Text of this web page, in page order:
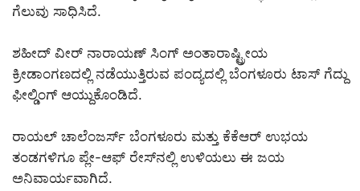
ಗೆಲುವು ಸಾಧಿಸಿದೆ.‌
ಶಹೀದ್ ವೀರ್ ನಾರಾಯಣ್ ಸಿಂಗ್ ಅಂತಾರಾಷ್ಟ್ರೀಯ
ಕ್ರೀಡಾಂಗಣದಲ್ಲಿ ನಡೆಯುತ್ತಿರುವ ಪಂದ್ಯದಲ್ಲಿ ಬೆಂಗಳೂರು ಟಾಸ್‌ ಗೆದ್ದು
ಫೀಲ್ಡಿಂಗ್‌ ಆಯ್ದುಕೊಂಡಿದೆ.
ರಾಯಲ್ ಚಾಲೆಂಜರ್ಸ್ ಬೆಂಗಳೂರು ಮತ್ತು ಕೆಕೆಆರ್ ಉಭಯ
ತಂಡಗಳಿಗೂ ಪ್ಲೇ-ಆಫ್ ರೇಸ್‌ನಲ್ಲಿ ಉಳಿಯಲು ಈ ಜಯ
ಅನಿವಾರ್ಯವಾಗಿದೆ.